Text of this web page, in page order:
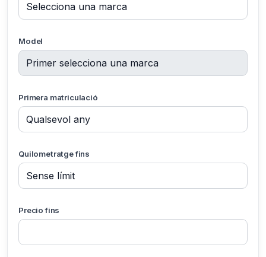
Model
Primera matriculació
Quilometratge fins
Precio fins